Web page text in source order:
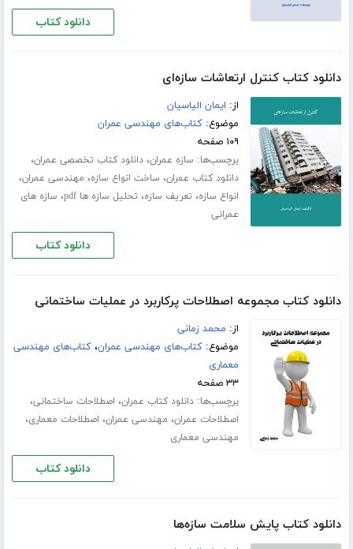
دانلود کتاب
دانلود کتاب کنترل ارتعاشات سازه‌ای
از: ایمان الیاسیان
موضوع:کتاب‌های مهندسی عمران
۱۰۹ صفحه
برچسب‌ها: سازه عمران،دانلود کتاب تخصصی عمران،
دانلود کتاب عمران، ساخت انواع سازه، مهندسی عمران،
انواع سازه، تعریف سازه، تحلیل سازه ها pdf ، سازه های
عمرانی
دانلود کتاب
دانلود کتاب مجموعه اصطلاحات پرکاربرد در عملیات ساختمانی
از: محمد زمانی
موضوع:کتاب‌های مهندسی عمران،کتاب‌های مهندسی
معماری
۳۳ صفحه
برچسب‌ها:دانلود کتاب عمران، اصطلاحات ساختمانی،
اصطلاحات عمران، مهندسی عمران، اصطلاحات معماری،
مهندسی معماری
دانلود کتاب
دانلود کتاب پایش سلامت سازه‌ها